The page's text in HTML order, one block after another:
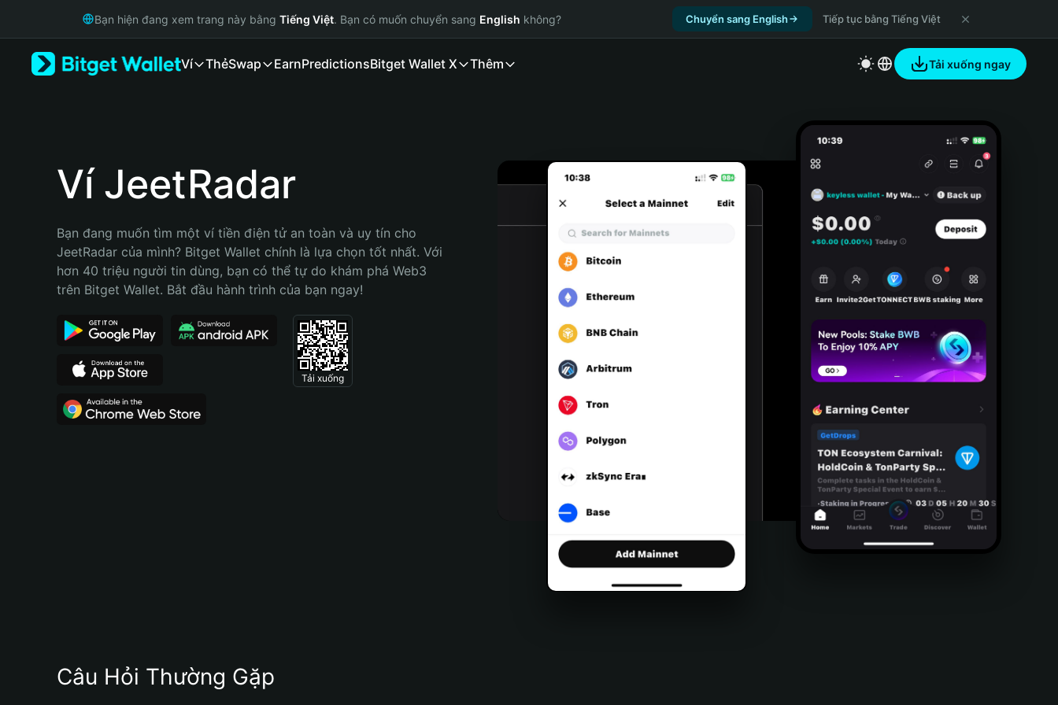
Русский
Bahasa Indonesia
Português (Brasil)
Bạn hiện đang xem trang này bằng Tiếng Việt. Bạn có muốn chuyển sang English không? Chuyển sang English Tiếp tục bằng Tiếng Việt
Ví ThẻSwap EarnPredictionsBitget Wallet X Thêm Tải xuống ngay
Ví JeetRadar
Bạn đang muốn tìm một ví tiền điện tử an toàn và uy tín cho
JeetRadar của mình? Bitget Wallet chính là lựa chọn tốt nhất. Với
hơn 40 triệu người tin dùng, bạn có thể tự do khám phá Web3
trên Bitget Wallet. Bắt đầu hành trình của bạn ngay!
Tải xuống
Câu Hỏi Thường Gặp